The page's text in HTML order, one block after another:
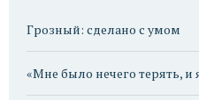
Грозный: сделано с умом
«Мне было нечего терять, и